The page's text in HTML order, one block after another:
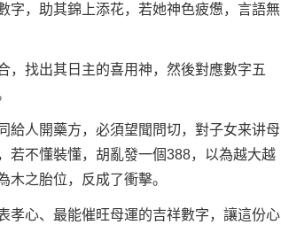
字，助其錦上添花，若她神色疲憊，言語無
，找出其日主的喜用神，然後對應數字五
給人開藥方，必須望聞問切，對子女来讲母
若不懂裝懂，胡亂發一個388，以為越大越
之胎位，反成了衝擊。
孝心、最能催旺母運的吉祥數字，讓這份心